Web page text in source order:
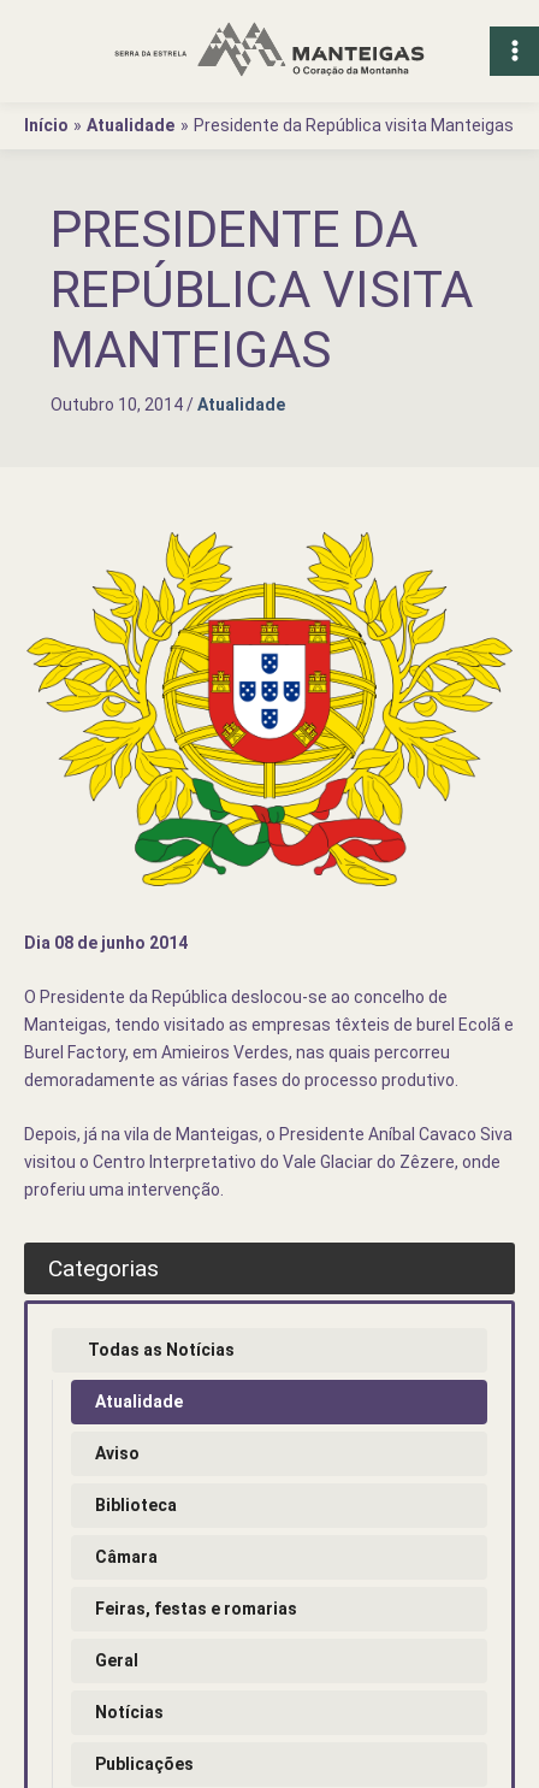
Início
Atualidade Presidente da República visita Manteigas
PRESIDENTE DA
REPÚBLICA VISITA
MANTEIGAS
Outubro 10, 2014/Atualidade
Dia 08 de junho 2014
O Presidente da República deslocou-se ao concelho de
Manteigas, tendo visitado as empresas têxteis de burel Ecolã e
Burel Factory, em Amieiros Verdes, nas quais percorreu
demoradamente as várias fases do processo produtivo.
Depois, já na vila de Manteigas, o Presidente Aníbal Cavaco Siva
visitou o Centro Interpretativo do Vale Glaciar do Zêzere, onde
proferiu uma intervenção.
Categorias
Todas as Notícias
Atualidade
Aviso
Biblioteca
Câmara
Feiras, festas e romarias
Geral
Notícias
Publicações